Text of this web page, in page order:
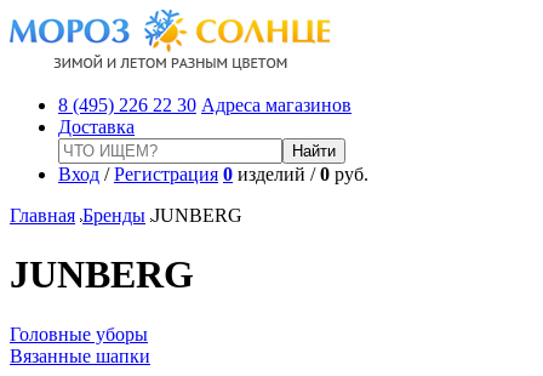
8 (495) 226 22 30 Адреса магазинов
Доставка
Вход /Регистрация 0 изделий /0 руб.
Главная Бренды JUNBERG
JUNBERG
Головные уборы
Вязанные шапки